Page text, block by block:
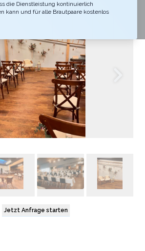
Jetzt Anfrage starten
die Dienstleistung kontinuierlich
kann und für alle Brautpaare kostenlos